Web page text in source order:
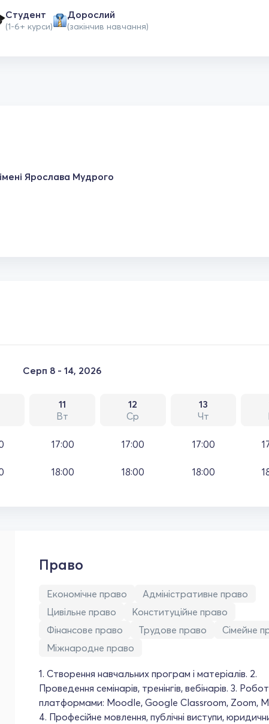
Студент
(1-6+ курси)
Дорослий
(закінчив навчання)
Ярослава Мудрого
Серп 8 - 14, 2026
11
Вт
12
Ср
13
Чт
17:00
18:00
17:00
18:00
17:00
18:00
Право
Економічне право
Адміністративне право
Цивільне право
Конституційне право
Фінансове право
Трудове право
Сімейне
Міжнародне право
1. Створення навчальних програм і матеріалів. 2.
Проведення семінарів, тренінгів, вебінарів. 3.
платформами: Moodle, Google Classroom, Zoom,
4. Професійне мовлення, публічні виступи,